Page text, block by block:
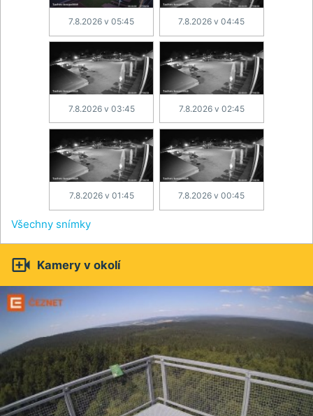
7.8.2026 v 05:45 7.8.2026 v 04:45
7.8.2026 v 03:45 7.8.2026 v 02:45
7.8.2026 v 01:45 7.8.2026 v 00:45
Všechny snímky
 Kamery v okolí